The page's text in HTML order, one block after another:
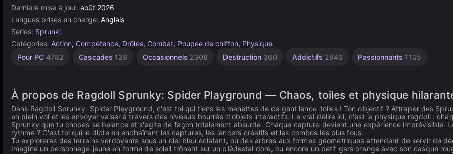
Dernière mise à jour: août 2026
Langues prises en charge: Anglais
Séries: Sprunki
Catégories: Action, Compétence, Drôles, Combat, Poupée de chiffon, Physique
Pour PC 4782 Cascades 128 Occasionnels 2308 Destruction 360 Addictifs 2940 Passionnants 1105
Sans
Agilité
Gravité
Unity
À propos de Ragdoll Sprunky: Spider Playground — Chaos, toiles et physique
Dans Ragdoll Sprunky: Spider Playground, c'est toi qui tiens les manettes de ce gant lance-toiles ! Ton objectif ? Attraper des
en plein vol et les envoyer valser à travers des niveaux bourrés d'objets interactifs. Le vrai délire ici, c'est la physique ragdoll :
Sprunky que tu chopes se balance et s'agite de façon totalement absurde. Chaque capture devient une expérience imprévisible.
rythme ? C'est toi qui le dicte en enchaînant les captures, les lancers créatifs et les combos les plus fous.
Tu exploreras des terrains verdoyants sous un ciel bleu éclatant, où des arbres aux formes géométriques attendent de servir de
Imagine un personnage jaune en forme de soleil trônant sur un piédestal doré, ou encore un petit gars orange avec son casque